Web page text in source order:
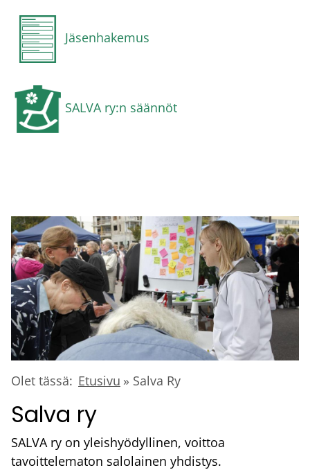
Jäsenhakemus
SALVA ry:n säännöt
Murupolku
Olet tässä: Etusivu Salva Ry
Salva ry
SALVA ry on yleishyödyllinen, voittoa
tavoittelematon salolainen yhdistys.